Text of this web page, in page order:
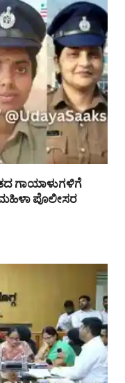
ಗಾಯಾಳುಗಳಿಗೆ
ಮಹಿಳಾ ಪೊಲೀಸರ